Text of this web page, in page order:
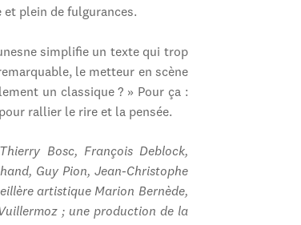
et plein de fulgurances.
simplifie un texte qui trop
le metteur en scène
un classique ? » Pour ça :
rallier le rire et la pensée.
Bosc, François Deblock,
Guy Pion, Jean-Christophe
artistique Marion Bernède,
; une production de la